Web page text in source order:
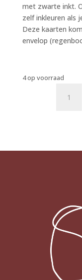
met zwarte inkt.
zelf inkleuren als
Deze kaarten
envelop
4 op voorraad